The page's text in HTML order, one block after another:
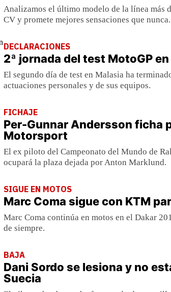
Analizamos el último modelo de la línea más
CV y promete mejores sensaciones que nunca.
DECLARACIONES
2ª jornada del test MotoGP
El segundo día de test en Malasia ha
actuaciones personales y de sus equipos.
FICHAJE
Per-Gunnar Andersson ficha
Motorsport
El ex piloto del Campeonato del Mundo de
ocupará la plaza dejada por Anton Marklund.
SIGUE EN MOTOS
Marc Coma sigue con KTM
Marc Coma continúa en motos en el Dakar
de siempre.
BAJA
Dani Sordo se lesiona y no
Suecia